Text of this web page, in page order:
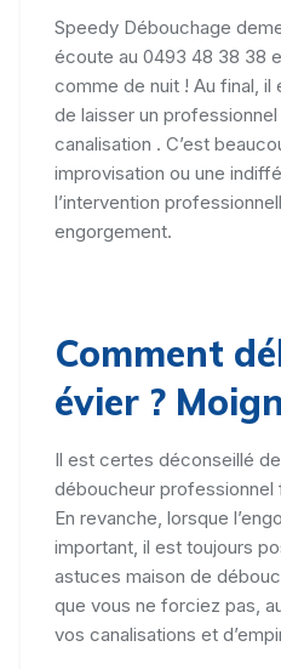
Speedy Débouchage
écoute au 0493 48 38 38
comme de nuit ! Au final,
de laisser un
canalisation . C’est
improvisation ou une
l’intervention
engorgement.
Comment
évier ?
Il est certes déconseillé
déboucheur professionnel
En revanche, lorsque
important, il est toujours
astuces maison de
que vous ne forciez pas,
vos canalisations et